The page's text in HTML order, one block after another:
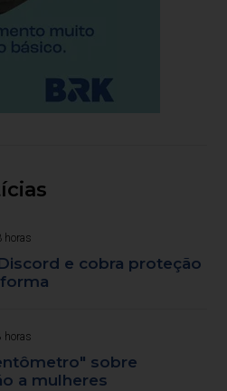
horas
e cobra proteção
horas
sobre
a mulheres